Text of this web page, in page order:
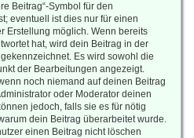
Beitrag“-Symbol für den
eventuell ist dies nur für einen
Erstellung möglich. Wenn bereits
hat, wird dein Beitrag in der
Es wird sowohl die
der Bearbeitungen angezeigt.
noch niemand auf deinen Beitrag
oder Moderator deinen
jedoch, falls sie es für nötig
dein Beitrag überarbeitet wurde.
einen Beitrag nicht löschen